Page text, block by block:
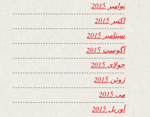
نوامبر 2015
اکتبر 2015
سپتامبر 2015
آگوست 2015
جولای 2015
ژوئن 2015
می 2015
آوریل 2015